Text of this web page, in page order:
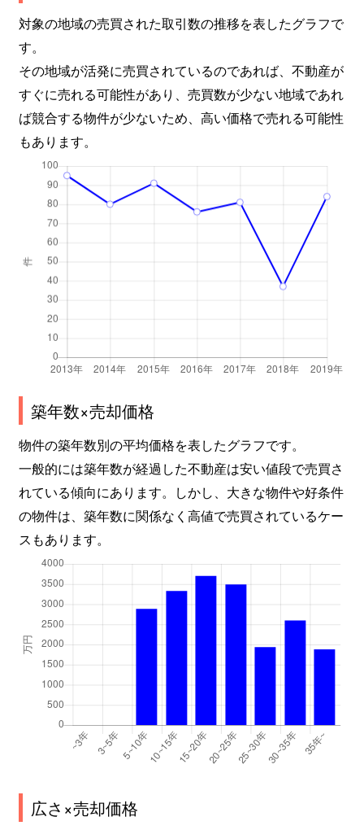
対象の地域の売買された取引数の推移を表したグラフで
す。
その地域が活発に売買されているのであれば、不動産が
すぐに売れる可能性があり、売買数が少ない地域であれ
ば競合する物件が少ないため、高い価格で売れる可能性
もあります。
築年数×売却価格
物件の築年数別の平均価格を表したグラフです。
一般的には築年数が経過した不動産は安い値段で売買さ
れている傾向にあります。しかし、大きな物件や好条件
の物件は、築年数に関係なく高値で売買されているケー
スもあります。
広さ×売却価格